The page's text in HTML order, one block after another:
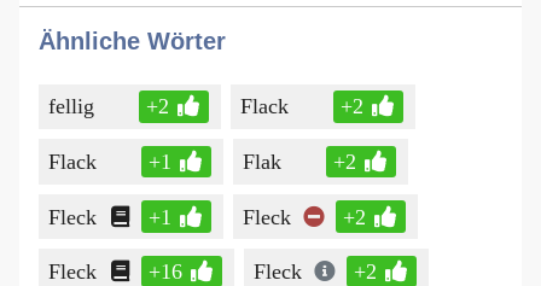
Ähnliche Wörter
fellig +2 Flack +2
Flack +1 Flak +2
Fleck +1 Fleck +2
Fleck +16 Fleck +2